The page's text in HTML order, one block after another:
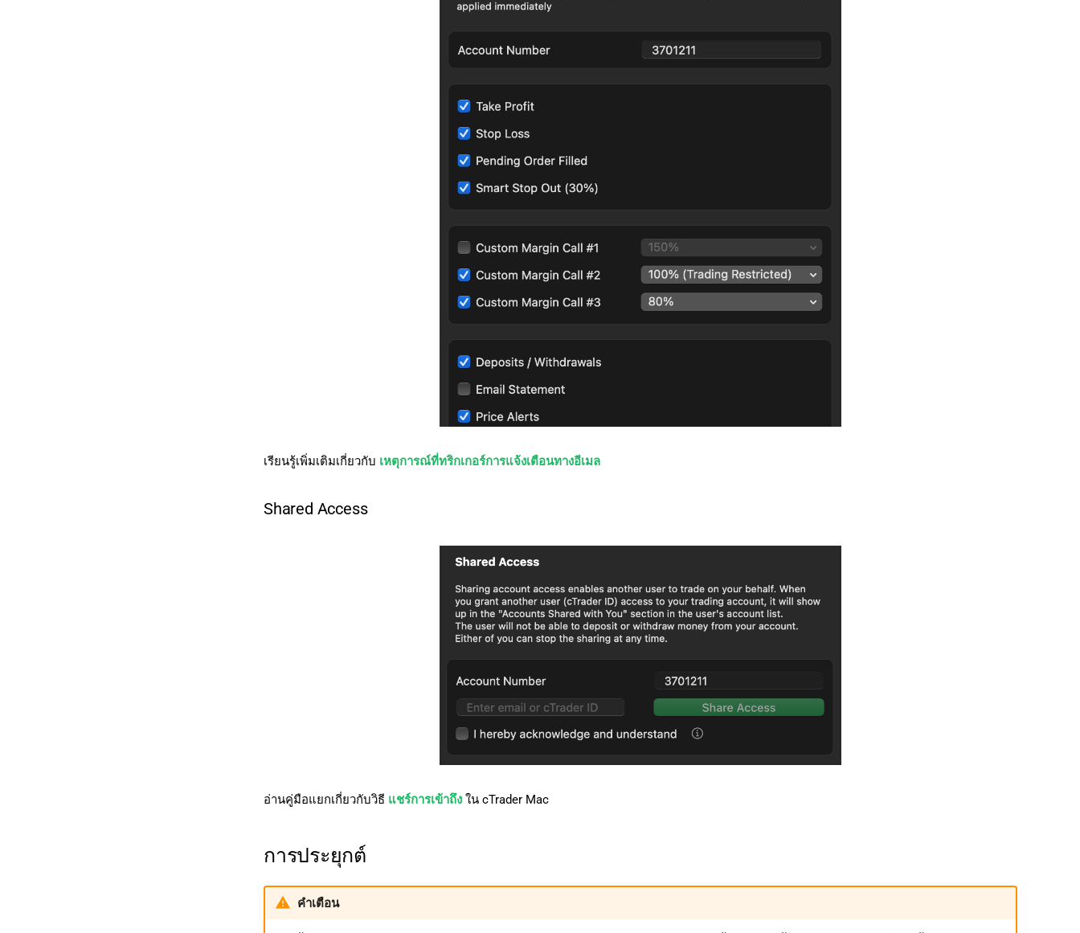
เรียนรู้เพิ่มเติมเกี่ยวกับ เหตุการณ์ที่ทริกเกอร์การแจ้งเตือนทางอีเมล
Shared Access
อ่านคู่มือแยกเกี่ยวกับวิธี แชร์การเข้าถึง ใน cTrader Mac
การประยุกต์
คำเตือน